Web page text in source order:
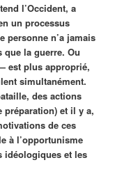
l’Occident, a
un processus
personne n’a jamais
que la guerre. Ou
est plus approprié,
simultanément.
des actions
préparation) et il y a,
de ces
à l’opportunisme
idéologiques et les